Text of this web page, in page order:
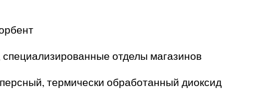
специализированные отделы магазинов
термически обработанный диоксид